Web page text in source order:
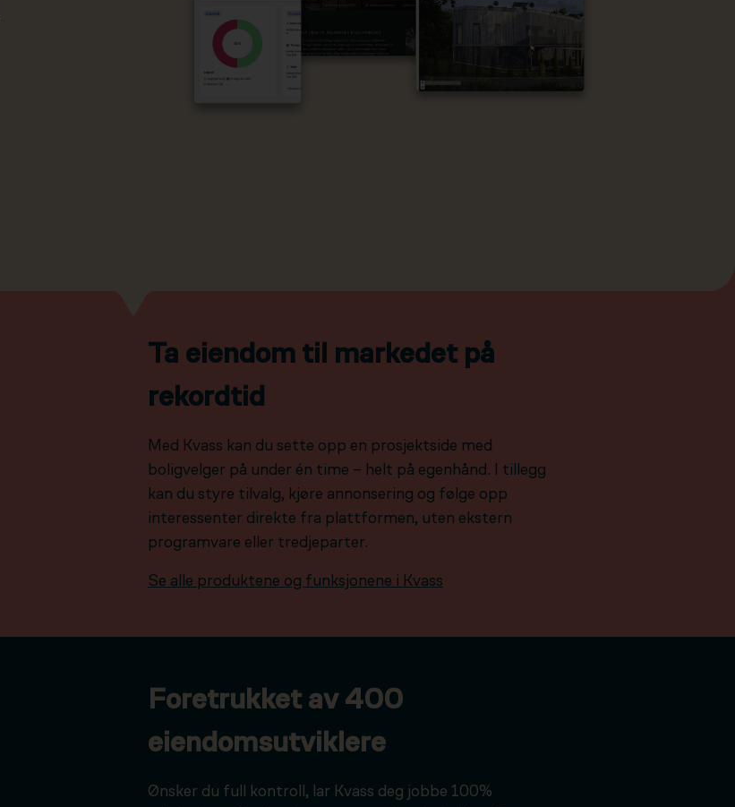
Ta eiendom til markedet på
rekordtid
Med Kvass kan du sette opp en prosjektside med
boligvelger på under én time – helt på egenhånd. I tillegg
kan du styre tilvalg, kjøre annonsering og følge opp
interessenter direkte fra plattformen, uten ekstern
programvare eller tredjeparter.
Se alle produktene og funksjonene i Kvass
Foretrukket av 400
eiendomsutviklere
Ønsker du full kontroll, lar Kvass deg jobbe 100%